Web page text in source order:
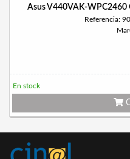
Asus V440VAK-WPC2460
Referencia:
En stock